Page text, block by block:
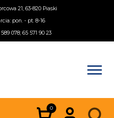
21, 63-820 Piaski
pon. - pt. 8-16
078; 65 571 90 23
0